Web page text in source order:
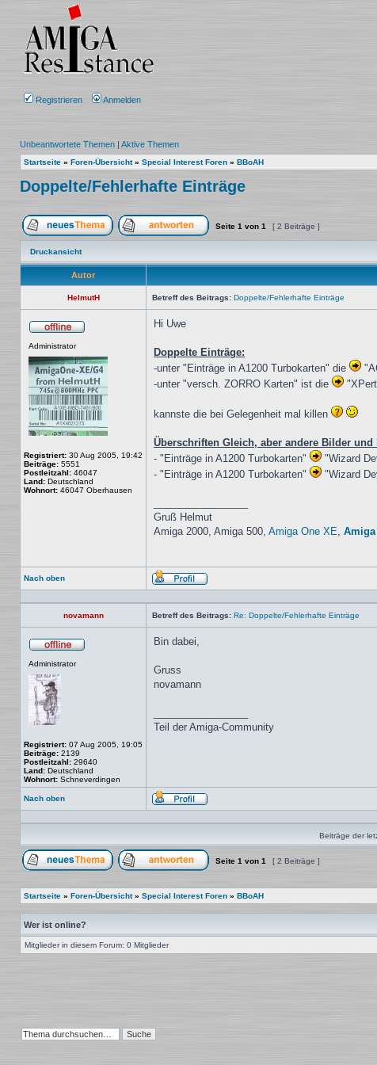
Registrieren Anmelden
Unbeantwortete Themen | Aktive Themen
Startseite » Foren-Übersicht» Special Interest Foren » BBoAH
Doppelte/Fehlerhafte Einträge
Ein neues Thema erstellenAuf das Thema antworten
Seite 1 von 1 [ 2 Beiträge ]
Druckansicht
Autor
HelmutH Betreff des Beitrags: Doppelte/Fehlerhafte Einträge
Administrator
Registriert: 30 Aug 2005, 19:42
Beiträge: 5551
Postleitzahl: 46047
Land: Deutschland
Wohnort: 46047 Oberhausen
Hi Uwe
Doppelte Einträge:
-unter "Einträge in A1200 Turbokarten" die
-unter "versch. ZORRO Karten" ist die
kannste die bei Gelegenheit mal killen
Überschriften Gleich, aber andere Bilder und
- "Einträge in A1200 Turbokarten"
"Wizard
- "Einträge in A1200 Turbokarten"
"Wizard
Gruß Helmut
Amiga 2000, Amiga 500, Amiga One XE, Amiga
Nach oben
Profil
novamann
Betreff des Beitrags: Re: Doppelte/Fehlerhafte Einträge
Administrator
Registriert: 07 Aug 2005, 19:05
Beiträge: 2139
Postleitzahl: 29640
Land: Deutschland
Wohnort: Schneverdingen
Bin dabei,
Gruss
novamann
Teil der Amiga-Community
Nach oben
Profil
Beiträge der
Seite 1 von 1 [ 2 Beiträge ]
Startseite » Foren-Übersicht» Special Interest Foren » BBoAH
Wer ist online?
Mitglieder in diesem Forum: 0 Mitglieder